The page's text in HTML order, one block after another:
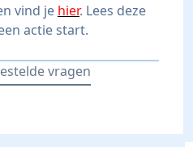
vind je hier. Lees deze
actie start.
vragen